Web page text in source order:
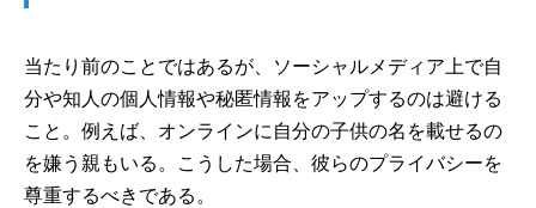
当たり前のことではあるが、ソーシャルメディア上で自
分や知人の個人情報や秘匿情報をアップするのは避ける
こと。例えば、オンラインに自分の子供の名を載せるの
を嫌う親もいる。こうした場合、彼らのプライバシーを
尊重するべきである。